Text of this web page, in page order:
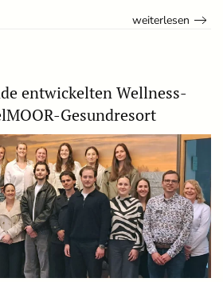
weiterlesen
entwickelten Wellness-
Gesundresort